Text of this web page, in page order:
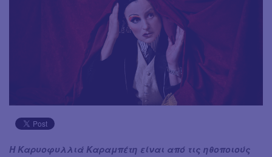
Η Καρυοφυλλιά Καραμπέτη είναι από τις ηθοποιούς